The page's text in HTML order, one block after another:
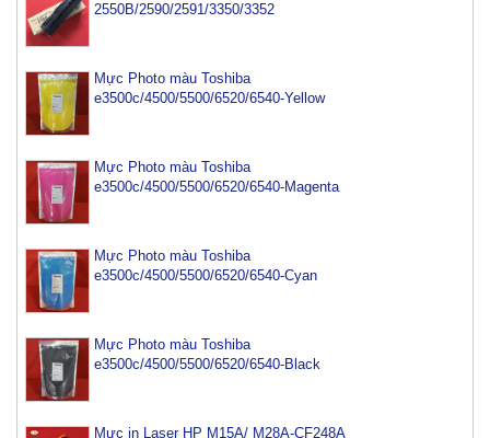
2550B/2590/2591/3350/3352
Mực Photo màu Toshiba
e3500c/4500/5500/6520/6540-Yellow
Mực Photo màu Toshiba
e3500c/4500/5500/6520/6540-Magenta
Mực Photo màu Toshiba
e3500c/4500/5500/6520/6540-Cyan
Mực Photo màu Toshiba
e3500c/4500/5500/6520/6540-Black
Mực in Laser HP M15A/ M28A-CF248A
3554SP